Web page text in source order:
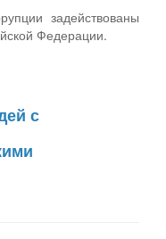
задействованы
Федерации.
с